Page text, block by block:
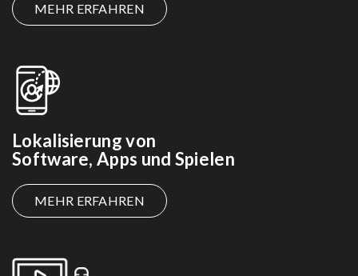
MEHR ERFAHREN
Lokalisierung von
Software, Apps und Spielen
MEHR ERFAHREN